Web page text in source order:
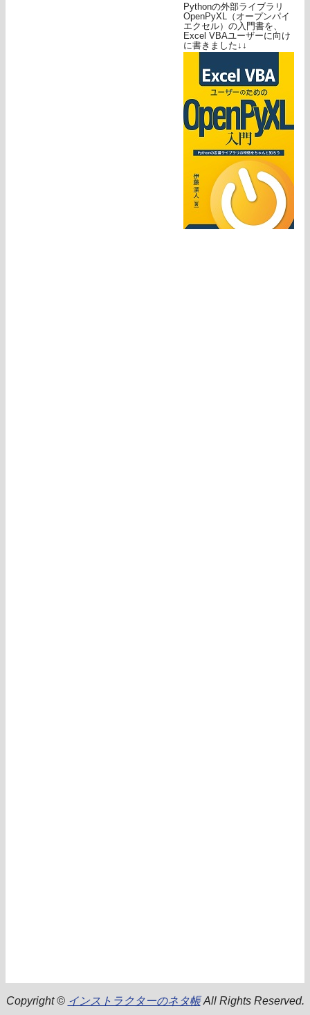
Pythonの外部ライブラリ
OpenPyXL（オープンパイ
エクセル）の入門書を、
Excel VBAユーザーに向け
に書きました↓↓
Copyright © インストラクターのネタ帳All Rights Reserved.